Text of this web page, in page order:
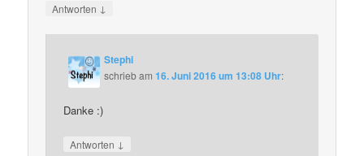
Antworten ↓
Stephi
schriebam16. Juni 2016 um 13:08 Uhr:
Danke :)
Antworten ↓